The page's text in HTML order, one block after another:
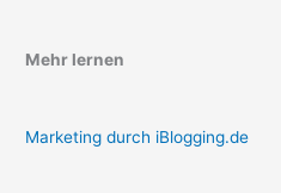
Mehr lernen
Marketing durch iBlogging.de